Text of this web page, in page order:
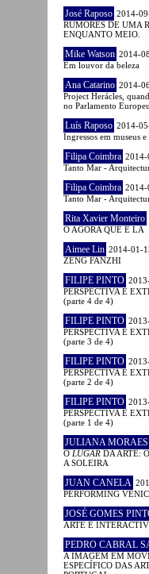
José Raposo 2014-
RUMORES DE UMA
ENQUANTO MEIO.
Mike Watson 2014-
Em louvor da beleza
Ana Catarino 2014-
Project Herácles,
no Parlamento Europeu
Luís Raposo 2014-
Ingressos em museus
Filipa Coimbra
Tanto Mar -
Filipa Coimbra 2014-
Tanto Mar -
Rita Xavier Monteiro
O AGORA QUE É LÁ
Aimee Lin 2014-01-
ZENG FANZHI
FILIPE PINTO
PERSPECTIVA E
(parte 4 de 4)
FILIPE PINTO
PERSPECTIVA E
(parte 3 de 4)
FILIPE PINTO
PERSPECTIVA E
(parte 2 de 4)
FILIPE PINTO
PERSPECTIVA E
(parte 1 de 4)
JULIANA MORAES
O LUGAR DA ARTE:
A SOLEIRA
JUAN CANELA
PERFORMING
JOSÉ GOMES
ARTE E
PEDRO CABRAL
A IMAGEM EM
ESPECÍFICO DAS